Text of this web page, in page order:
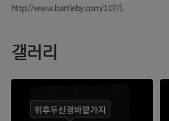
http://www.bartleby.com/107/).
갤러리